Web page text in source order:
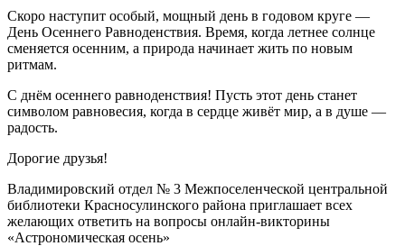
Скоро наступит особый, мощный день в годовом круге —
День Осеннего Равноденствия. Время, когда летнее солнце
сменяется осенним, а природа начинает жить по новым
ритмам.
С днём осеннего равноденствия! Пусть этот день станет
символом равновесия, когда в сердце живёт мир, а в душе —
радость.
Дорогие друзья!
Владимировский отдел № 3 Межпоселенческой центральной
библиотеки Красносулинского района приглашает всех
желающих ответить на вопросы онлайн-викторины
«Астрономическая осень»